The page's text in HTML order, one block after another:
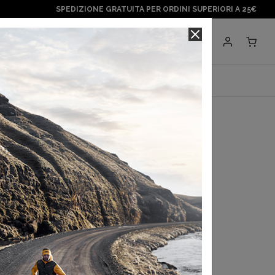
SPEDIZIONE GRATUITA PER ORDINI SUPERIORI A 25€
BRANDS
M
€
ultimi 30 gg:90,00 €
conKlarna.Scopri di più
in 3 rate conScalapay Scopri di più